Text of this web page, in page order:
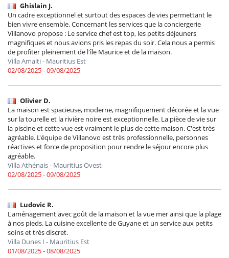
Ghislain J.
Un cadre exceptionnel et surtout des espaces de vies permettant le
bien vivre ensemble. Concernant les services que la conciergerie
Villanovo propose : Le service chef est top, les petits déjeuners
magnifiques et nous avions pris les repas du soir. Cela nous a permis
de profiter pleinement de l'île Maurice et de la maison.
Villa Amaiti - Mauritius Est
02/08/2025 - 09/08/2025
Olivier D.
La maison est spacieuse, moderne, magnifiquement décorée et la vue
sur la tourelle et la rivière noire est exceptionnelle. La pièce de vie sur
la piscine et cette vue est vraiment le plus de cette maison. C'est très
agréable. L'équipe de Villanovo est très professionnelle, personnes
réactives et force de proposition pour rendre le séjour encore plus
agréable.
Villa Athénais - Mauritius Ovest
02/08/2025 - 09/08/2025
Ludovic R.
L'aménagement avec goût de la maison et la vue mer ainsi que la plage
à nos pieds. La cuisine excellente de Guyane et un service aux petits
soins et très discret.
Villa Dunes I - Mauritius Est
01/08/2025 - 08/08/2025